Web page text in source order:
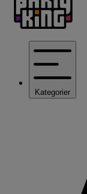
Kategorier